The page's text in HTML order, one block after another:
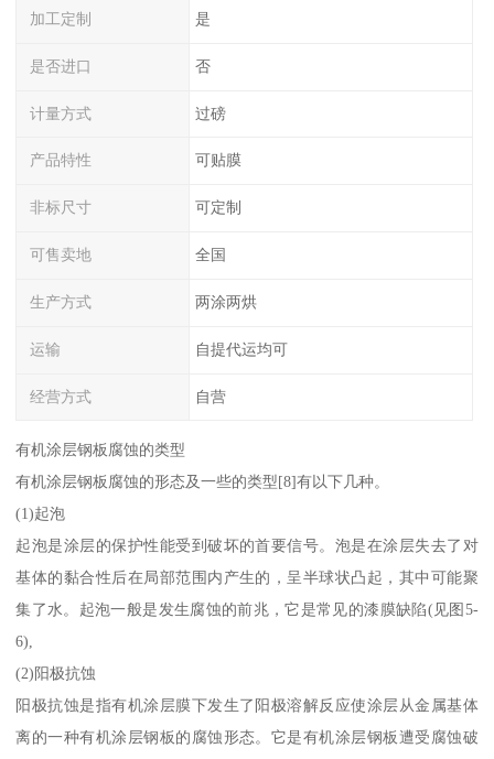
加工定制 是
是否进口 否
计量方式 过磅
产品特性 可贴膜
非标尺寸 可定制
可售卖地 全国
生产方式 两涂两烘
运输 自提代运均可
经营方式 自营
有机涂层钢板腐蚀的类型
有机涂层钢板腐蚀的形态及一些的类型[8]有以下几种。
(1)起泡
起泡是涂层的保护性能受到破坏的首要信号。泡是在涂层失去了对
基体的黏合性后在局部范围内产生的，呈半球状凸起，其中可能聚
集了水。起泡一般是发生腐蚀的前兆，它是常见的漆膜缺陷(见图5-
6),
(2)阳极抗蚀
阳极抗蚀是指有机涂层膜下发生了阳极溶解反应使涂层从金属基体
离的一种有机涂层钢板的腐蚀形态。它是有机涂层钢板遭受腐蚀破